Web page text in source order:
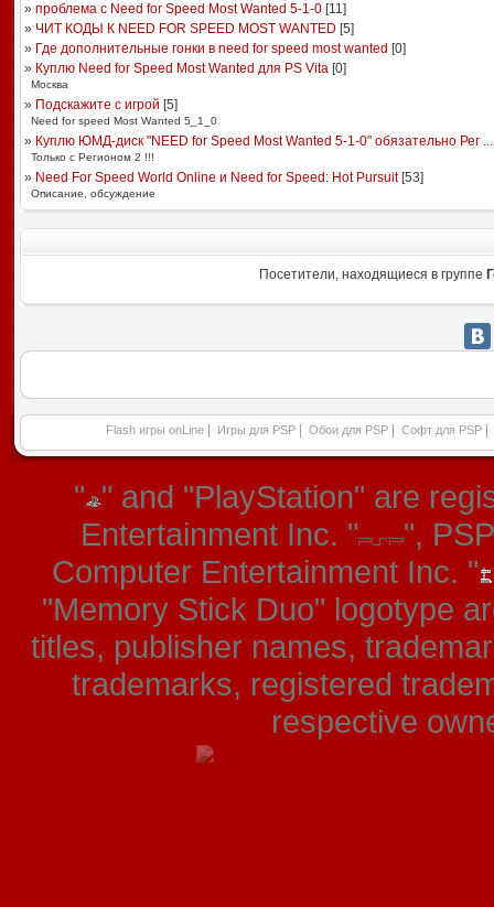
» проблема с Need for Speed Most Wanted 5-1-0[11]
» ЧИТ КОДЫ К NEED FOR SPEED MOST WANTED [5]
» Где дополнительные гонки в need for speed most wanted [0]
» Куплю Need for Speed Most Wanted для PS Vita[0]
Москва
» Подскажите с игрой [5]
Need for speed Most Wanted 5_1_0
» Куплю ЮМД-диск "NEED for Speed Most Wanted 5-1-0" обязательно Рег ...
Только с Регионом 2 !!!
» Need For Speed World Online и Need for Speed: Hot Pursuit[53]
Описание, обсуждение
Посетители, находящиеся в группе
Flash игры onLine Игры для PSP Обои для PSP Софт для PSP
" " and "PlayStation" are
Entertainment Inc. "
",
Computer Entertainment Inc. "
"Memory Stick Duo" logotype
titles, publisher names,
trademarks, registered
respective